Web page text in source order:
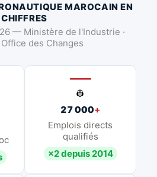
MAROCAIN EN
CHIFFRES
— Ministère de l'Industrie ·
Office des Changes
👷
27 000+
Emplois directs
qualifiés
×2 depuis 2014